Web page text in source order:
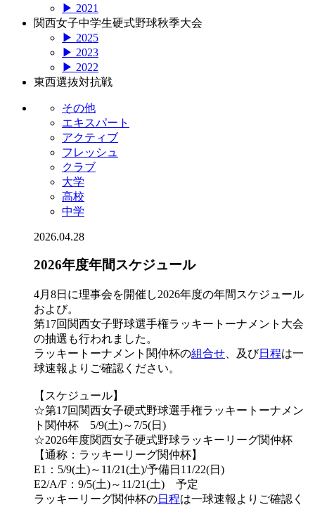
▶ 2021
関西女子中学生硬式野球秋季大会
▶ 2025
▶ 2023
▶ 2022
東西選抜対抗戦
その他
エキスパート
アクティブ
フレッシュ
クラブ
大学
高校
中学
2026.04.28
2026年度年間スケジュール
4月8日に理事会を開催し2026年度の年間スケジュール
および。
第17回関西女子野球選手権ラッキートーナメント大会
の抽選も行われました。
ラッキートーナメント関仲杯の組合せ 、及び日程は一
球速報よりご確認ください。
【スケジュール】
☆第17回関西女子硬式野球選手権ラッキートーナメン
ト関仲杯 5/9(土)～7/5(日)
☆2026年度関西女子硬式野球ラッキーリーグ関仲杯
【通称：ラッキーリーグ関仲杯】
E1：5/9(土)～11/21(土)/予備日11/22(日)
E2/A/F：9/5(土)～11/21(土) 予定
ラッキーリーグ関仲杯の日程は一球速報よりご確認く